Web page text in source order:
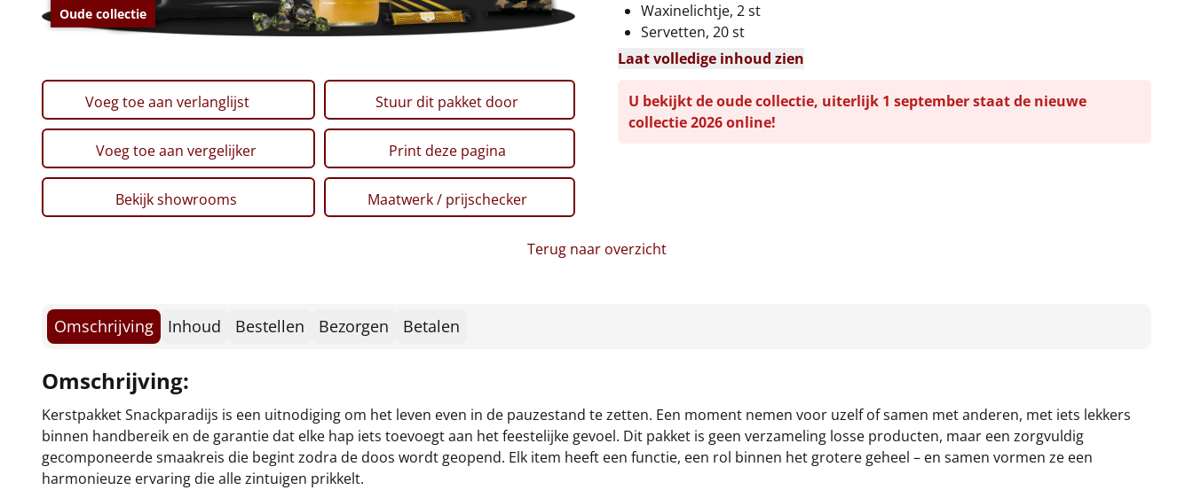
Oude collectie
Waxinelichtje, 2 st
Servetten, 20 st
Laat volledige inhoud zien
Voeg toe aan verlanglijst Stuur dit pakket door
Voeg toe aan vergelijker Print deze pagina
Bekijk showrooms Maatwerk / prijschecker
U bekijkt de oude collectie, uiterlijk 1 september staat de nieuwe
collectie 2026 online!
Terug naar overzicht
Omschrijving Inhoud Bestellen Bezorgen Betalen
Omschrijving:
Kerstpakket Snackparadijs is een uitnodiging om het leven even in de pauzestand te zetten. Een moment nemen voor uzelf of samen met anderen, met iets lekkers
binnen handbereik en de garantie dat elke hap iets toevoegt aan het feestelijke gevoel. Dit pakket is geen verzameling losse producten, maar een zorgvuldig
gecomponeerde smaakreis die begint zodra de doos wordt geopend. Elk item heeft een functie, een rol binnen het grotere geheel – en samen vormen ze een
harmonieuze ervaring die alle zintuigen prikkelt.